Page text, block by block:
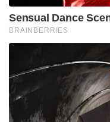
Sensual Dance
BRAINBERRIES